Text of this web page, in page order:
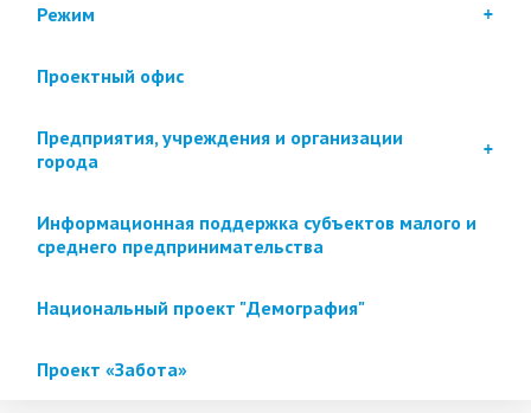
Режим
Проектный офис
Предприятия, учреждения и организации
города
Информационная поддержка субъектов малого и
среднего предпринимательства
Национальный проект "Демография"
Проект «Забота»